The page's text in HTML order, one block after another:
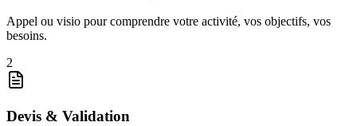
Appel ou visio pour comprendre votre activité, vos objectifs, vos
besoins.
2
Devis & Validation